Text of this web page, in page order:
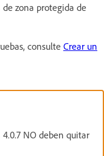
zona protegida de
consulte Crear un
NO deben quitar